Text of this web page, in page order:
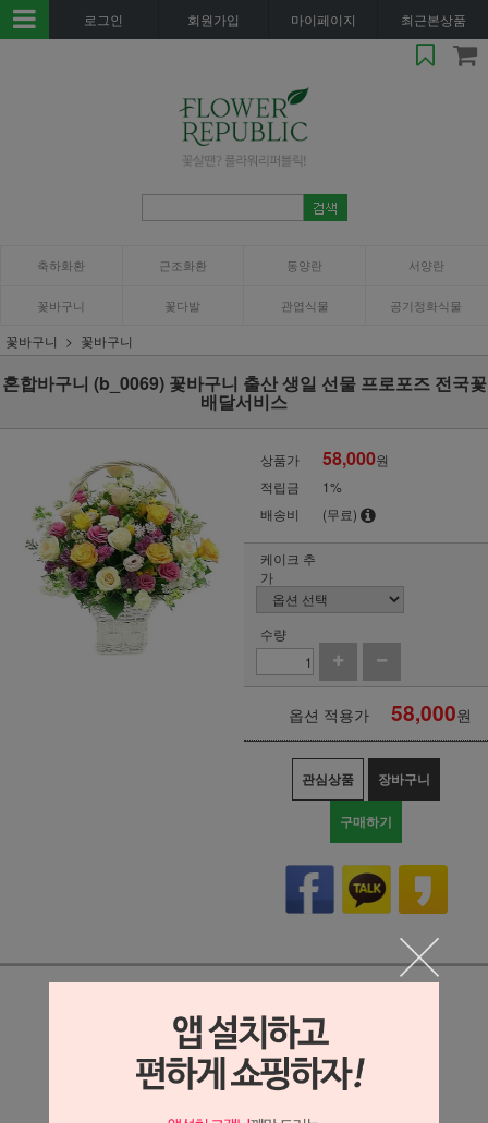
로그인 회원가입 마이페이지 최근본상품
축하화환 근조화환 동양란 서양란
꽃바구니 꽃다발 관엽식물 공기정화식물
꽃바구니 꽃바구니
혼합바구니 (b_0069) 꽃바구니 출산 생일 선물 프로포즈 전국꽃
배달서비스
상품가 58,000원
적립금
1%
배송비
(무료)
케이크 추
가
수량
옵션 적용가 58,000원
관심상품 장바구니
구매하기
상세정보 새창 열기
상세 정보를 확대해 보실 수 있습니다.